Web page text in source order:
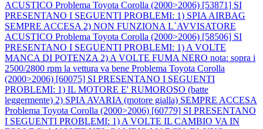
ACUSTICO Problema Toyota Corolla (2000>2006) [53871] SI
PRESENTANO I SEGUENTI PROBLEMI: 1) SPIA AIRBAG
SEMPRE ACCESA 2) NON FUNZIONA L`AVVISATORE
ACUSTICO Problema Toyota Corolla (2000>2006) [58506] SI
PRESENTANO I SEGUENTI PROBLEMI: 1) A VOLTE
MANCA DI POTENZA 2) A VOLTE FUMA NERO nota: sopra i
2500/2800 rpm la vettura va bene Problema Toyota Corolla
(2000>2006) [60075] SI PRESENTANO I SEGUENTI
PROBLEMI: 1) IL MOTORE E' RUMOROSO (batte
leggermente) 2) SPIA AVARIA (motore gialla) SEMPRE ACCESA
Problema Toyota Corolla (2000>2006) [60779] SI PRESENTANO
I SEGUENTI PROBLEMI: 1) A VOLTE IL CAMBIO VA IN